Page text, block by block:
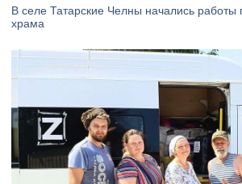
В селе Татарские Челны начались работы
храма